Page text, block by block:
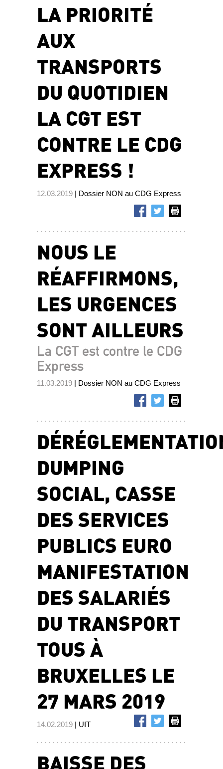
LA PRIORITÉ
AUX
TRANSPORTS
DU QUOTIDIEN
LA CGT EST
CONTRE LE CDG
EXPRESS !
12.03.2019 | Dossier NON au CDG Express
NOUS LE
RÉAFFIRMONS,
LES URGENCES
SONT AILLEURS
La CGT est contre le CDG
Express
11.03.2019 | Dossier NON au CDG Express
DUMPING
SOCIAL, CASSE
DES SERVICES
PUBLICS EURO
MANIFESTATION
DES SALARIÉS
DU TRANSPORT
TOUS À
BRUXELLES LE
27 MARS 2019
14.02.2019 | UIT
BAISSE DES